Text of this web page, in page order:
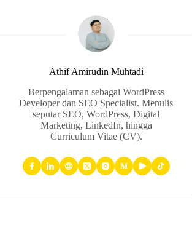
Athif Amirudin Muhtadi
Berpengalaman sebagai WordPress
Developer dan SEO Specialist. Menulis
seputar SEO, WordPress, Digital
Marketing, LinkedIn, hingga
Curriculum Vitae (CV).